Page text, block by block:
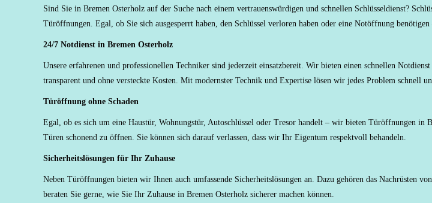
Sind Sie in Bremen Osterholz auf der Suche nach einem vertrauenswürdigen und schnellen Schlüsseldienst?
Türöffnungen. Egal, ob Sie sich ausgesperrt haben, den Schlüssel verloren haben oder eine Notöffnung
24/7 Notdienst in Bremen Osterholz
Unsere erfahrenen und professionellen Techniker sind jederzeit einsatzbereit. Wir bieten einen schnellen
transparent und ohne versteckte Kosten. Mit modernster Technik und Expertise lösen wir jedes Problem schnell
Türöffnung ohne Schaden
Egal, ob es sich um eine Haustür, Wohnungstür, Autoschlüssel oder Tresor handelt – wir bieten Türöffnungen in
Türen schonend zu öffnen. Sie können sich darauf verlassen, dass wir Ihr Eigentum respektvoll behandeln.
Sicherheitslösungen für Ihr Zuhause
Neben Türöffnungen bieten wir Ihnen auch umfassende Sicherheitslösungen an. Dazu gehören das Nachrüsten
beraten Sie gerne, wie Sie Ihr Zuhause in Bremen Osterholz sicherer machen können.